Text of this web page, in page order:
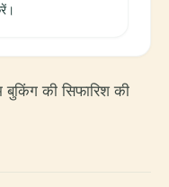
बुकिंग की सिफारिश की